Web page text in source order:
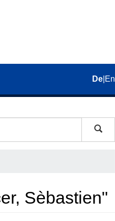
De En
Sèbastien"